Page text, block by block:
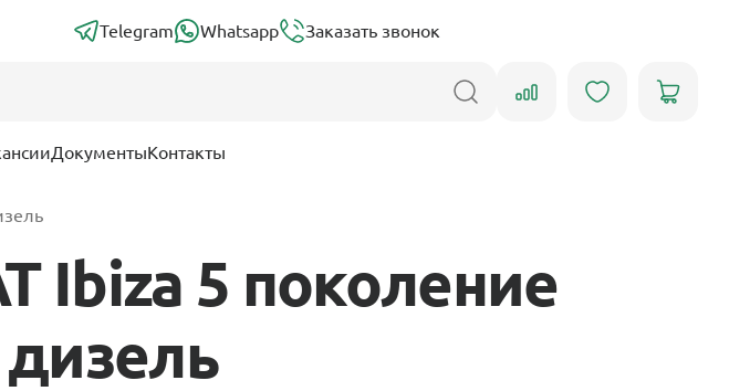
Telegram Whatsapp Заказать звонок
ДокументыКонтакты
Ibiza 5 поколение
дизель